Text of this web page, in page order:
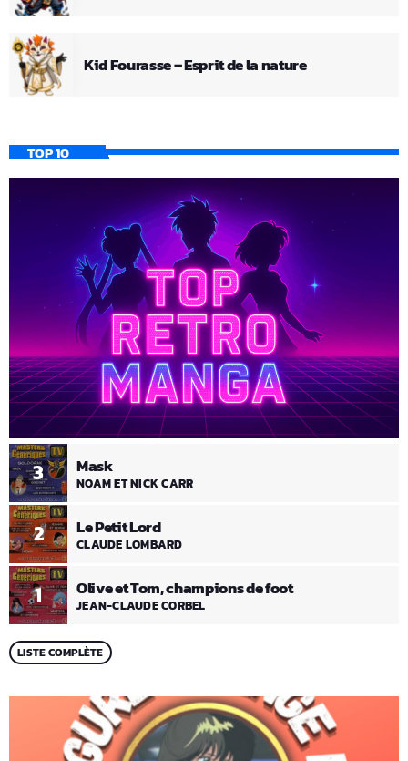
Kid Fourasse – Esprit de la nature
TOP 10
1 Olive et Tom, champions de foot
JEAN-CLAUDE CORBEL
2 Le Petit Lord
CLAUDE LOMBARD
3 Mask
NOAM ET NICK CARR
LISTE COMPLÈTE